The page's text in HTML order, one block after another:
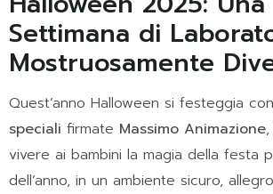
Settimana di
Mostruosamente
Quest’anno Halloween si festeggia con
speciali firmate Massimo Animazione
vivere ai bambini la magia della festa
dell’anno, in un ambiente sicuro,